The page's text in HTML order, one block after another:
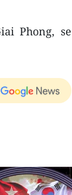
Phong, se